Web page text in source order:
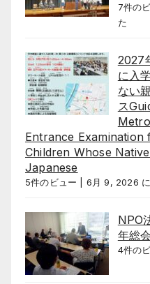
7件の
た
2027
に入
ない
ス
Entrance
Children Whose
Japanese
5件のビュー 6月 9, 2026
NPO
年総会
4件の